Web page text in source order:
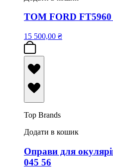
TOM FORD FT5960
15 500,00 ₴
Top Brands
Додати в кошик
Оправи для
045 56